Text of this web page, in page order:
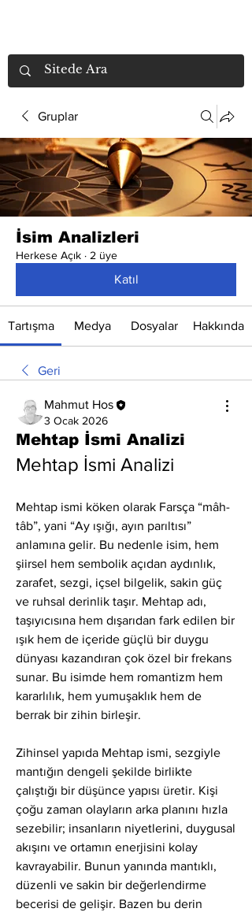
Gruplar
İsim Analizleri
Herkese Açık · 2 üye
Katıl
Tartışma Medya Dosyalar Hakkında
Geri
Mahmut Hos
3 Ocak 2026
Mehtap İsmi Analizi
Mehtap İsmi Analizi
Mehtap ismi köken olarak Farsça “mâh-
tâb”, yani “Ay ışığı, ayın parıltısı”
anlamına gelir. Bu nedenle isim, hem
şiirsel hem sembolik açıdan aydınlık,
zarafet, sezgi, içsel bilgelik, sakin güç
ve ruhsal derinlik taşır. Mehtap adı,
taşıyıcısına hem dışarıdan fark edilen bir
ışık hem de içeride güçlü bir duygu
dünyası kazandıran çok özel bir frekans
sunar. Bu isimde hem romantizm hem
kararlılık, hem yumuşaklık hem de
berrak bir zihin birleşir.
Zihinsel yapıda Mehtap ismi, sezgiyle
mantığın dengeli şekilde birlikte
çalıştığı bir düşünce yapısı üretir. Kişi
çoğu zaman olayların arka planını hızla
sezebilir; insanların niyetlerini, duygusal
akışını ve ortamın enerjisini kolay
kavrayabilir. Bunun yanında mantıklı,
düzenli ve sakin bir değerlendirme
becerisi de gelişir. Bazen bu derin